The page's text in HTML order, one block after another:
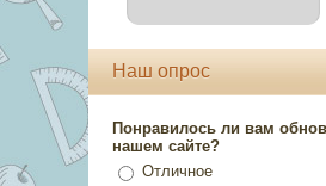
Наш опрос
Понравилось ли вам
нашем сайте?
Отличное